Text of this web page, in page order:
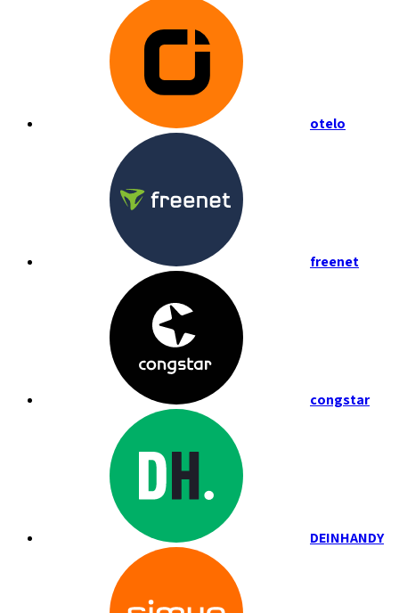
otelo
freenet
congstar
DEINHANDY